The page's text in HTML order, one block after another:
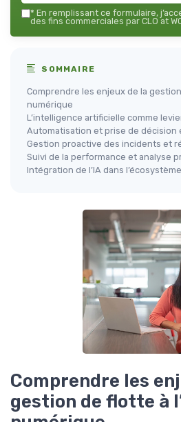
* En remplissant ce formulaire,
des fins commerciales par CLO at
SOMMAIRE
Comprendre les enjeux de la
numérique
L’intelligence artificielle comme
Automatisation et prise de décision
Gestion proactive des incidents et
Suivi de la performance et analyse
Intégration de l’IA dans
Comprendre les
gestion de flotte à